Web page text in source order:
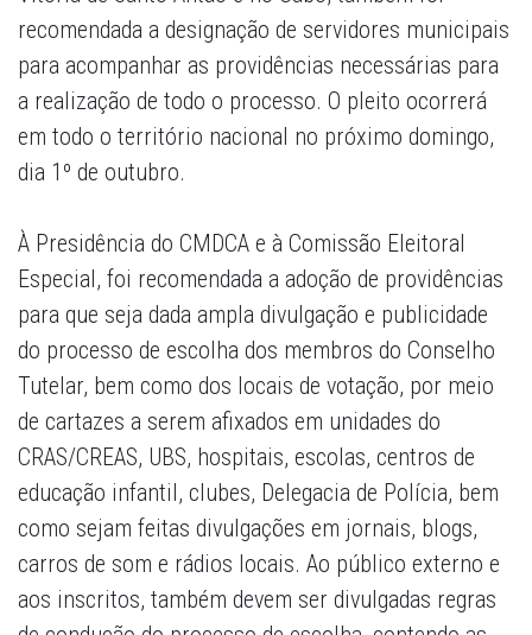
recomendada a designação de servidores municipais
para acompanhar as providências necessárias para
a realização de todo o processo. O pleito ocorrerá
em todo o território nacional no próximo domingo,
dia 1º de outubro.
À Presidência do CMDCA e à Comissão Eleitoral
Especial, foi recomendada a adoção de providências
para que seja dada ampla divulgação e publicidade
do processo de escolha dos membros do Conselho
Tutelar, bem como dos locais de votação, por meio
de cartazes a serem afixados em unidades do
CRAS/CREAS, UBS, hospitais, escolas, centros de
educação infantil, clubes, Delegacia de Polícia, bem
como sejam feitas divulgações em jornais, blogs,
carros de som e rádios locais. Ao público externo e
aos inscritos, também devem ser divulgadas regras